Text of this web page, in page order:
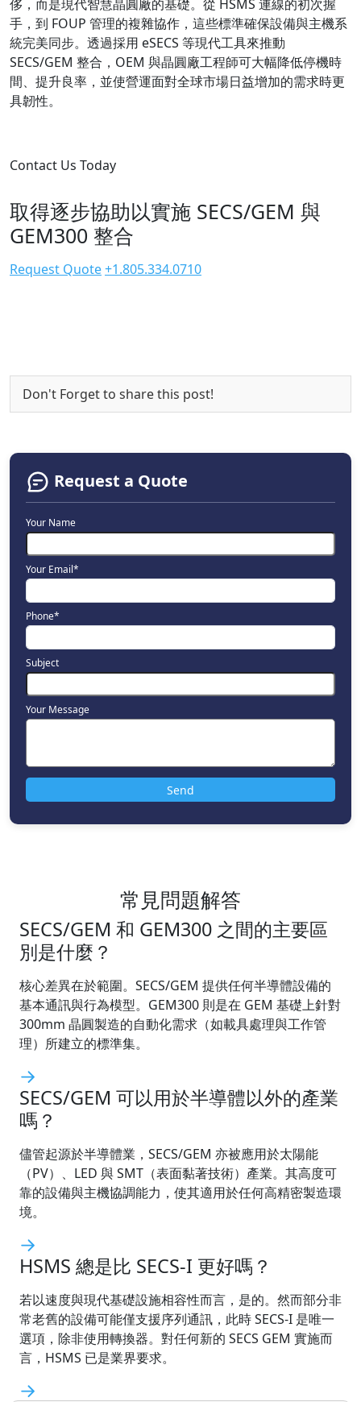
侈，而是現代智慧晶圓廠的基礎。從 HSMS 連線的初次握
手，到 FOUP 管理的複雜協作，這些標準確保設備與主機系
統完美同步。透過採用 eSECS 等現代工具來推動
SECS/GEM 整合，OEM 與晶圓廠工程師可大幅降低停機時
間、提升良率，並使營運面對全球市場日益增加的需求時更
具韌性。
Contact Us Today
取得逐步協助以實施 SECS/GEM 與
GEM300 整合
Request Quote+1.805.334.0710
Don't Forget to share this post!
Request a Quote
Your Name
Your Email*
Phone*
Subject
Your Message
常見問題解答
SECS/GEM 和 GEM300 之間的主要區
別是什麼？
核心差異在於範圍。SECS/GEM 提供任何半導體設備的
基本通訊與行為模型。GEM300 則是在 GEM 基礎上針對
300mm 晶圓製造的自動化需求（如載具處理與工作管
理）所建立的標準集。
SECS/GEM 可以用於半導體以外的產業
嗎？
儘管起源於半導體業，SECS/GEM 亦被應用於太陽能
（PV）、LED 與 SMT（表面黏著技術）產業。其高度可
靠的設備與主機協調能力，使其適用於任何高精密製造環
境。
HSMS 總是比 SECS-I 更好嗎？
若以速度與現代基礎設施相容性而言，是的。然而部分非
常老舊的設備可能僅支援序列通訊，此時 SECS-I 是唯一
選項，除非使用轉換器。對任何新的 SECS GEM 實施而
言，HSMS 已是業界要求。